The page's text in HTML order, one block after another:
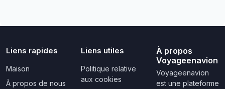
Liens rapides
Maison
À propos de nous
Liens utiles
Politique relative
aux cookies
À propos
Voyageenavion
Voyageenavion
est une plateforme